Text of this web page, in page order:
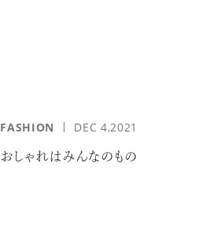
FASHION DEC 4,2021
おしゃれはみんなのもの